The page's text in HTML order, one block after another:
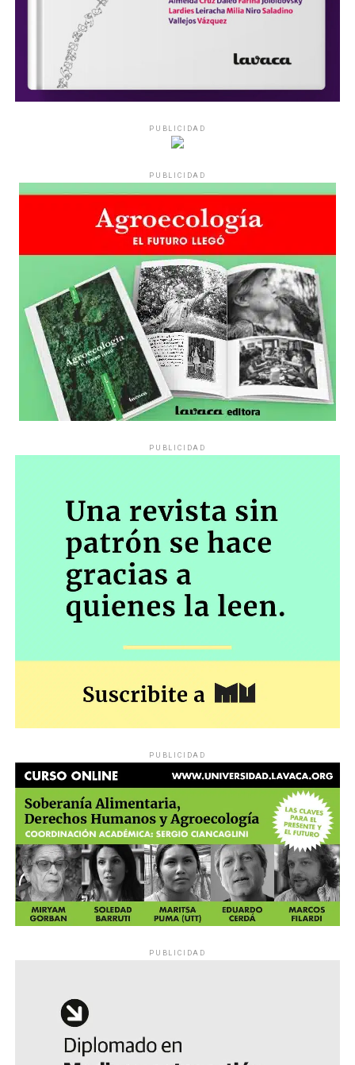
PUBLICIDAD
PUBLICIDAD
PUBLICIDAD
PUBLICIDAD
PUBLICIDAD